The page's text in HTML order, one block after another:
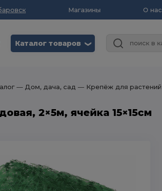
Магазины О нас
Каталог товаров ❮
― Дом, дача, сад ― Крепёж для растений
2×5м, ячейка 15×15см